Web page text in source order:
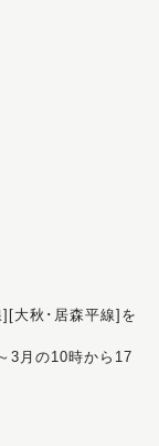
大秋･居森平線]を
3月の10時から17